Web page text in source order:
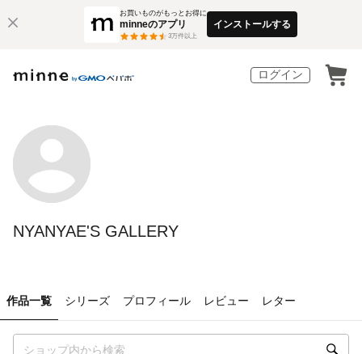
お買いものがもっとお得に
minneのアプリ
3万件以上
インストールする
ログイン
NYANYAE'S GALLERY
作品一覧 シリーズ プロフィール レビュー レター